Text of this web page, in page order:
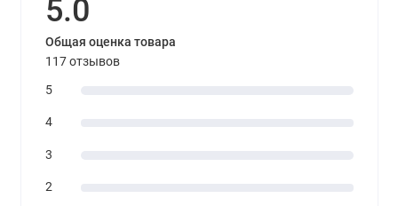
5.0
Общая оценка товара
117 отзывов
5
4
3
2